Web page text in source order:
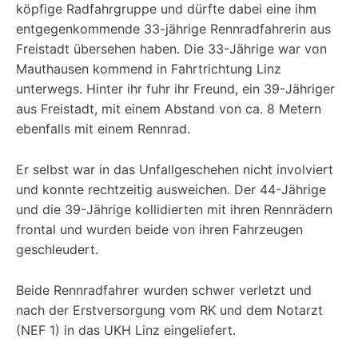
köpfige Radfahrgruppe und dürfte dabei eine ihm
entgegenkommende 33-jährige Rennradfahrerin aus
Freistadt übersehen haben. Die 33-Jährige war von
Mauthausen kommend in Fahrtrichtung Linz
unterwegs. Hinter ihr fuhr ihr Freund, ein 39-Jähriger
aus Freistadt, mit einem Abstand von ca. 8 Metern
ebenfalls mit einem Rennrad.
Er selbst war in das Unfallgeschehen nicht involviert
und konnte rechtzeitig ausweichen. Der 44-Jährige
und die 39-Jährige kollidierten mit ihren Rennrädern
frontal und wurden beide von ihren Fahrzeugen
geschleudert.
Beide Rennradfahrer wurden schwer verletzt und
nach der Erstversorgung vom RK und dem Notarzt
(NEF 1) in das UKH Linz eingeliefert.